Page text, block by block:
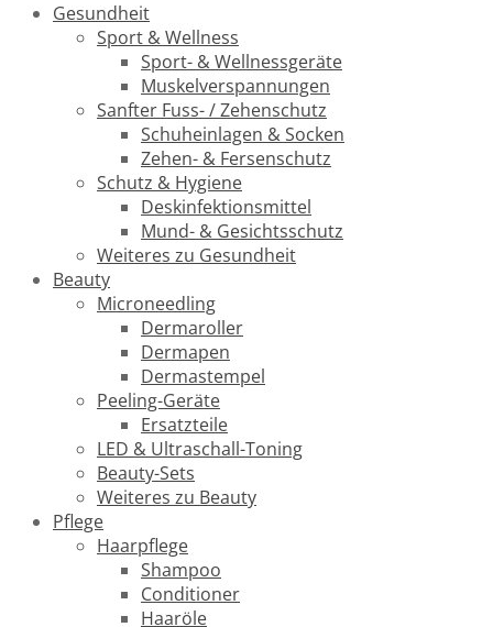
Gesundheit
Sport & Wellness
Sport- & Wellnessgeräte
Muskelverspannungen
Sanfter Fuss- / Zehenschutz
Schuheinlagen & Socken
Zehen- & Fersenschutz
Schutz & Hygiene
Deskinfektionsmittel
Mund- & Gesichtsschutz
Weiteres zu Gesundheit
Beauty
Microneedling
Dermaroller
Dermapen
Dermastempel
Peeling-Geräte
Ersatzteile
LED & Ultraschall-Toning
Beauty-Sets
Weiteres zu Beauty
Pflege
Haarpflege
Shampoo
Conditioner
Haaröle